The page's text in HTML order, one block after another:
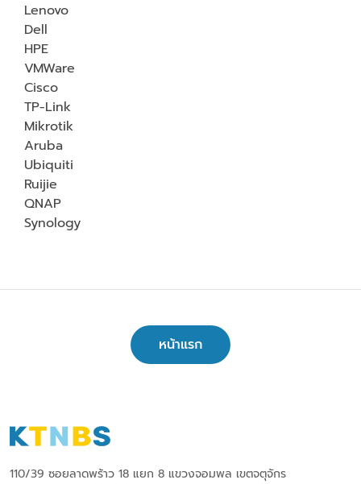
Lenovo
Dell
HPE
VMWare
Cisco
TP-Link
Mikrotik
Aruba
Ubiquiti
Ruijie
QNAP
Synology
หน้าแรก
110/39 ซอยลาดพร้าว 18 แยก 8 แขวงจอมพล เขตจตุจักร